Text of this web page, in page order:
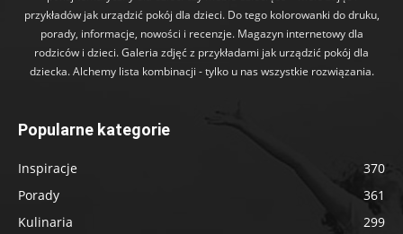
przykładów jak urządzić pokój dla dzieci. Do tego kolorowanki do druku,
porady, informacje, nowości i recenzje. Magazyn internetowy dla
rodziców i dzieci. Galeria zdjęć z przykładami jak urządzić pokój dla
dziecka. Alchemy lista kombinacji - tylko u nas wszystkie rozwiązania.
Popularne kategorie
Inspiracje
370
Porady
361
Kulinaria
299